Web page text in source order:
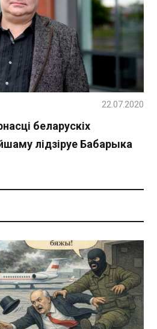
беларускіх
лідзіруе Бабарыка
22.07.2020